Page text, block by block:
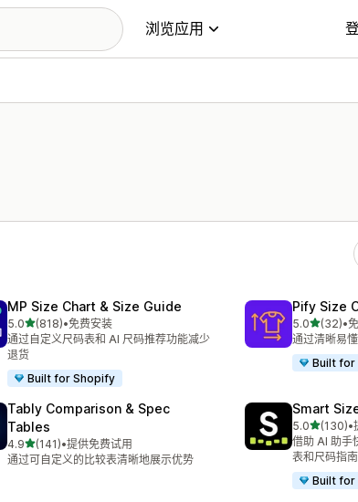
浏览应用
MP Size Chart & Size Guide
5.0星（满分 5 星）
(818)
总共 818 条评论
•免费安装
通过自定义尺码表和 AI 尺码推荐功能减少
退货
Built for Shopify
Pify Size
5.0星（满分
(32)
总共 32 条评
•
通过清晰易
Built for
Tably Comparison & Spec
Tables
4.9星（满分 5 星）
(141)
总共 141 条评论
•提供免费试用
通过可自定义的比较表清晰地展示优势
Smart
5.0星（满分
(130)
总共 130 条•
借助 AI 助手
表和尺码指南
Built for